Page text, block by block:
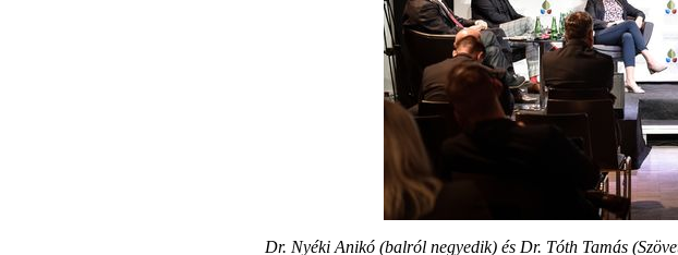
Dr. Nyéki Anikó (balról negyedik) és Dr. Tóth Tamás